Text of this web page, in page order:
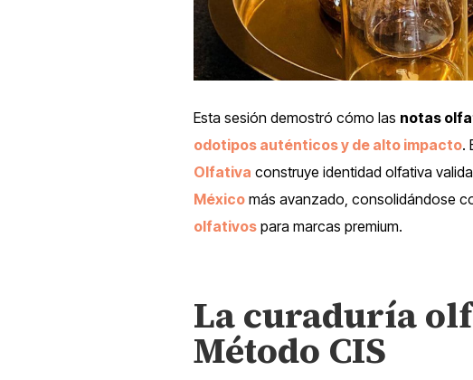
Esta sesión demostró cómo las notas
odotipos auténticos y de alto impacto.
Olfativa construye identidad olfativa
Méxicomás avanzado, consolidándose
olfativospara marcas premium.
La curaduría
Método CIS